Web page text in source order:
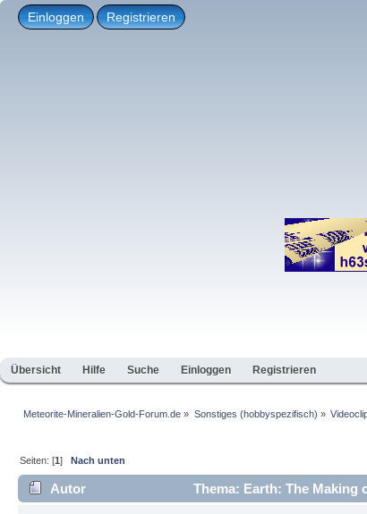
Einloggen Registrieren
Übersicht Hilfe Suche Einloggen Registrieren
Meteorite-Mineralien-Gold-Forum.de » Sonstiges (hobbyspezifisch) »
Seiten: [1]Nach unten
Autor Thema: Earth: The Making